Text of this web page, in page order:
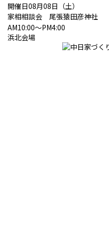
開催日08月08日（土）
家相相談会 尾張猿田彦神社
AM10:00～PM4:00
浜北会場